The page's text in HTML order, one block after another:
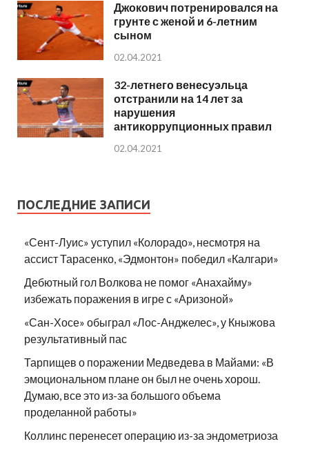
Джокович потренировался на
грунте с женой и 6-летним
сыном
02.04.2021
32-летнего венесуэльца
отстранили на 14 лет за
нарушения
антикоррупционных правил
02.04.2021
ПОСЛЕДНИЕ ЗАПИСИ
«Сент-Луис» уступил «Колорадо», несмотря на
ассист Тарасенко, «Эдмонтон» победил «Калгари»
Дебютный гол Волкова не помог «Анахайму»
избежать поражения в игре с «Аризоной»
«Сан-Хосе» обыграл «Лос-Анджелес», у Кныжова
результативный пас
Тарпищев о поражении Медведева в Майами: «В
эмоциональном плане он был не очень хорош.
Думаю, все это из-за большого объема
проделанной работы»
Коллинс перенесет операцию из-за эндометриоза